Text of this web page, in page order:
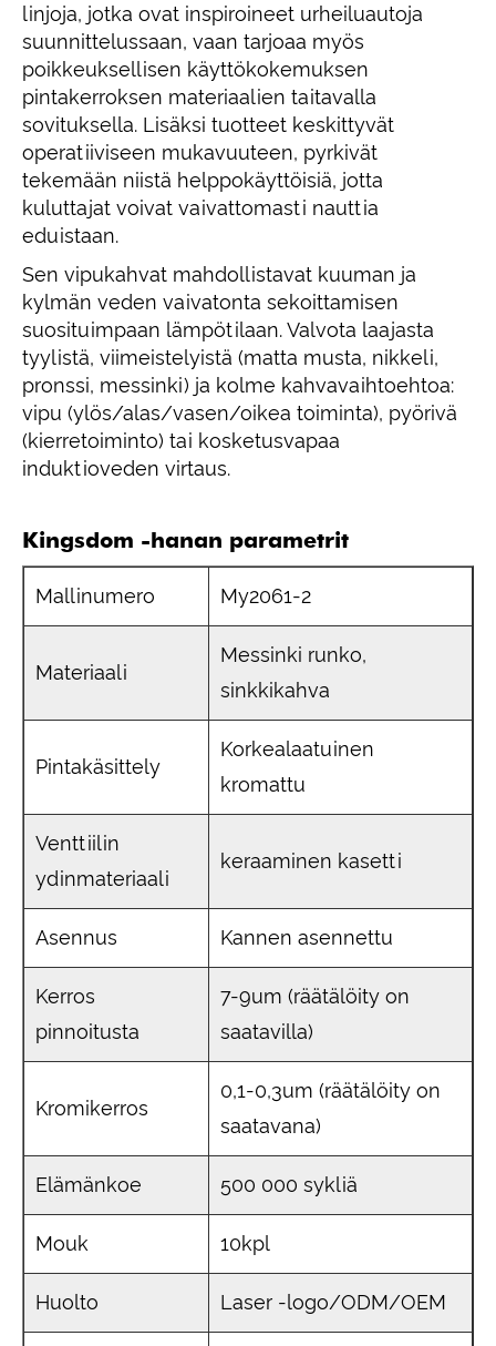
linjoja, jotka ovat inspiroineet urheiluautoja
suunnittelussaan, vaan tarjoaa myös
poikkeuksellisen käyttökokemuksen
pintakerroksen materiaalien taitavalla
sovituksella. Lisäksi tuotteet keskittyvät
operatiiviseen mukavuuteen, pyrkivät
tekemään niistä helppokäyttöisiä, jotta
kuluttajat voivat vaivattomasti nauttia
eduistaan.
Sen vipukahvat mahdollistavat kuuman ja
kylmän veden vaivatonta sekoittamisen
suosituimpaan lämpötilaan. Valvota laajasta
tyylistä, viimeistelyistä (matta musta, nikkeli,
pronssi, messinki) ja kolme kahvavaihtoehtoa:
vipu (ylös/alas/vasen/oikea toiminta), pyörivä
(kierretoiminto) tai kosketusvapaa
induktioveden virtaus.
Kingsdom -hanan parametrit
Mallinumero My2061-2
Materiaali
Messinki runko,
sinkkikahva
Pintakäsittely
Korkealaatuinen
kromattu
Venttiilin
ydinmateriaali
keraaminen kasetti
Asennus Kannen asennettu
Kerros
pinnoitusta
7-9um (räätälöity on
saatavilla)
Kromikerros
0,1-0,3um (räätälöity on
saatavana)
Elämänkoe 500 000 sykliä
Mouk 10kpl
Huolto Laser -logo/ODM/OEM